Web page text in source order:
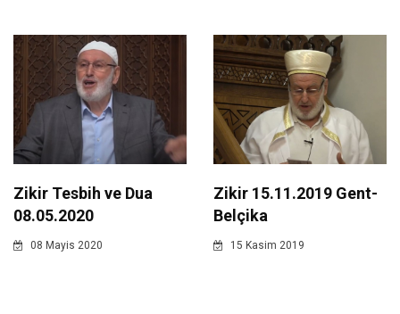
Zikir Tesbih ve Dua
08.05.2020
08 Mayis 2020
Zikir 15.11.2019 Gent-
Belçika
15 Kasim 2019